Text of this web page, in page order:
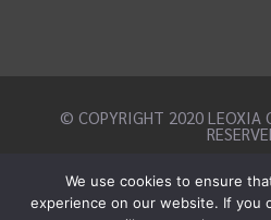
© COPYRIGHT 2020 LEOXIA
We use cookies to ensure
experience on our website. If you